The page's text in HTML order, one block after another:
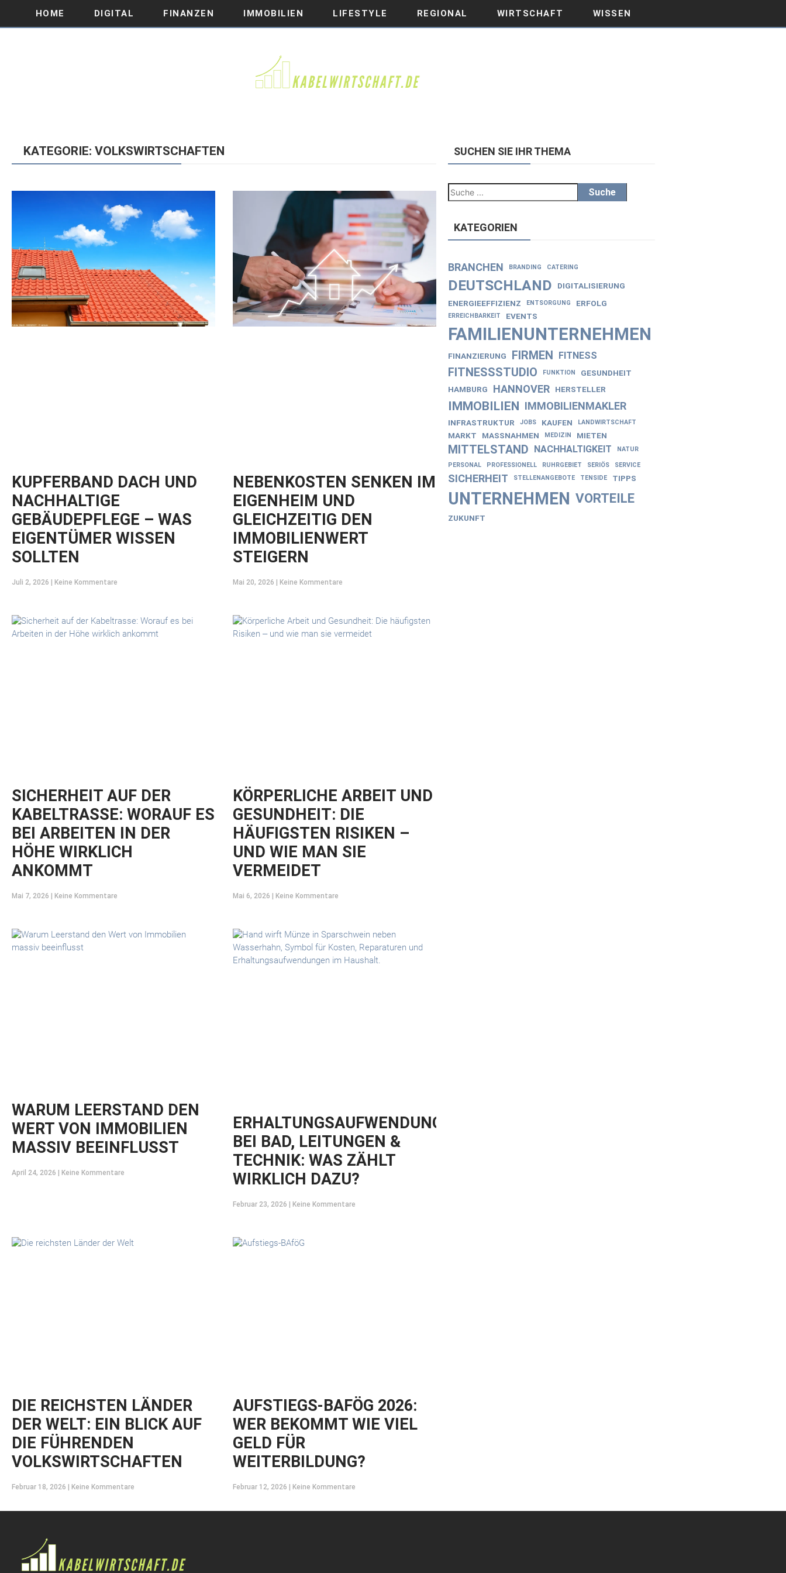
HOME DIGITAL FINANZEN IMMOBILIEN LIFESTYLE REGIONAL WIRTSCHAFT WISSEN
KATEGORIE: VOLKSWIRTSCHAFTEN
KUPFERBAND DACH UND
NACHHALTIGE
GEBÄUDEPFLEGE – WAS
EIGENTÜMER WISSEN
SOLLTEN
Juli 2, 2026 Keine Kommentare
NEBENKOSTEN SENKEN IM
EIGENHEIM UND
GLEICHZEITIG DEN
IMMOBILIENWERT
STEIGERN
Mai 20, 2026 Keine Kommentare
SICHERHEIT AUF DER
KABELTRASSE: WORAUF ES
BEI ARBEITEN IN DER
HÖHE WIRKLICH
ANKOMMT
Mai 7, 2026 Keine Kommentare
KÖRPERLICHE ARBEIT UND
GESUNDHEIT: DIE
HÄUFIGSTEN RISIKEN –
UND WIE MAN SIE
VERMEIDET
Mai 6, 2026 Keine Kommentare
WARUM LEERSTAND DEN
WERT VON IMMOBILIEN
MASSIV BEEINFLUSST
April 24, 2026 Keine Kommentare
ERHALTUNGSAUFWENDUNGEN
BEI BAD, LEITUNGEN &
TECHNIK: WAS ZÄHLT
WIRKLICH DAZU?
Februar 23, 2026 Keine Kommentare
DIE REICHSTEN LÄNDER
DER WELT: EIN BLICK AUF
DIE FÜHRENDEN
VOLKSWIRTSCHAFTEN
Februar 18, 2026 Keine Kommentare
AUFSTIEGS-BAFÖG 2026:
WER BEKOMMT WIE VIEL
GELD FÜR
WEITERBILDUNG?
Februar 12, 2026 Keine Kommentare
SUCHEN SIE IHR THEMA
Suche
KATEGORIEN
BRANCHEN BRANDING CATERING
DEUTSCHLAND
DIGITALISIERUNG
ENERGIEEFFIZIENZ
ENTSORGUNG ERFOLG
ERREICHBARKEIT EVENTS
FAMILIENUNTERNEHMEN
FINANZIERUNG FIRMEN FITNESS
FITNESSSTUDIO FUNKTION
GESUNDHEIT
HAMBURG
HANNOVER HERSTELLER
IMMOBILIEN IMMOBILIENMAKLER
INFRASTRUKTUR JOBS KAUFEN LANDWIRTSCHAFT
MARKT MASSNAHMEN MEDIZIN MIETEN
MITTELSTAND NACHHALTIGKEIT NATUR
PERSONAL PROFESSIONELL RUHRGEBIET SERIÖS SERVICE
SICHERHEIT STELLENANGEBOTE TENSIDE TIPPS
UNTERNEHMEN VORTEILE
ZUKUNFT